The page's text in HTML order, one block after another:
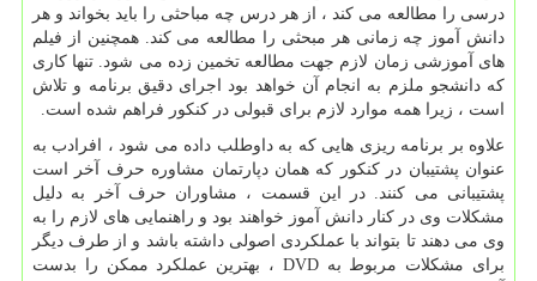
درسی را مطالعه می کند ، از هر درس چه مباحثی را باید بخواند و هر
دانش آموز چه زمانی هر مبحثی را مطالعه می کند. همچنین از فیلم
های آموزشی زمان لازم جهت مطالعه تخمین زده می شود. تنها کاری
که دانشجو ملزم به انجام آن خواهد بود اجرای دقیق برنامه و تلاش
است ، زیرا همه موارد لازم برای قبولی در کنکور فراهم شده است.
علاوه بر برنامه ریزی هایی که به داوطلب داده می شود ، افرادب به
عنوان پشتیبان در کنکور که همان دپارتمان مشاوره حرف آخر است
پشتیبانی می کنند. در این قسمت ، مشاوران حرف آخر به دلیل
مشکلات وی در کنار دانش آموز خواهند بود و راهنمایی های لازم را به
وی می دهند تا بتواند با عملکردی اصولی داشته باشد و از طرف دیگر
برای مشکلات مربوط بهDVD ، بهترین عملکرد ممکن را بدست